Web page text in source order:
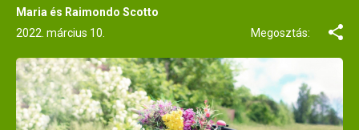
Maria és Raimondo Scotto
2022. március 10.
Megosztás: